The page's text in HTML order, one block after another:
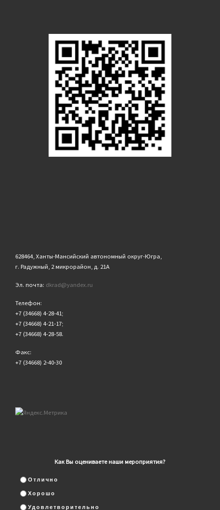
628464, Ханты-Мансийский автономный округ-Югра,
г. Радужный, 2 микрорайон, д. 21А
Эл. почта: dkrad@yandex.ru
Телефон:
+7 (34668) 4-28-41;
+7 (34668) 4-21-17;
+7 (34668) 4-28-58.
Факс:
+7 (34668) 2-40-30
Как Вы оцениваете наши мероприятия?
Отлично
Хорошо
Удовлетворительно